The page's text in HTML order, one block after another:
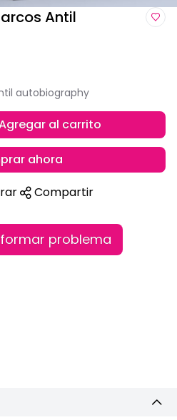
Antil
autobiography
al carrito
ahora
Compartir
problema